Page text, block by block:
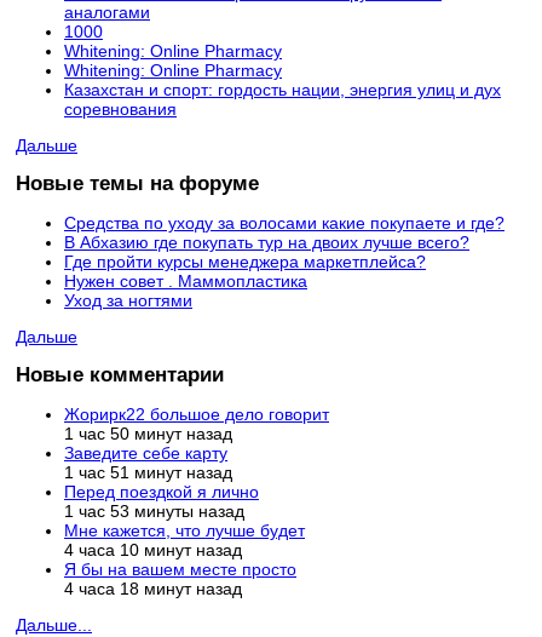
аналогами
1000
Whitening: Online Pharmacy
Whitening: Online Pharmacy
Казахстан и спорт: гордость нации, энергия улиц и дух
соревнования
Дальше
Новые темы на форуме
Средства по уходу за волосами какие покупаете и где?
В Абхазию где покупать тур на двоих лучше всего?
Где пройти курсы менеджера маркетплейса?
Нужен совет . Маммопластика
Уход за ногтями
Дальше
Новые комментарии
Жорирк22 большое дело говорит
1 час 50 минут назад
Заведите себе карту
1 час 51 минут назад
Перед поездкой я лично
1 час 53 минуты назад
Мне кажется, что лучше будет
4 часа 10 минут назад
Я бы на вашем месте просто
4 часа 18 минут назад
Дальше...